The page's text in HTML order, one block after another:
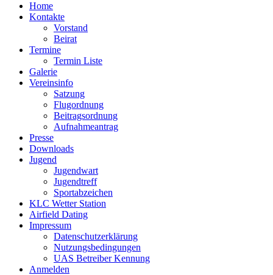
Home
Kontakte
Vorstand
Beirat
Termine
Termin Liste
Galerie
Vereinsinfo
Satzung
Flugordnung
Beitragsordnung
Aufnahmeantrag
Presse
Downloads
Jugend
Jugendwart
Jugendtreff
Sportabzeichen
KLC Wetter Station
Airfield Dating
Impressum
Datenschutzerklärung
Nutzungsbedingungen
UAS Betreiber Kennung
Anmelden